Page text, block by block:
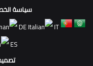
سياسة
DE
IT
ES